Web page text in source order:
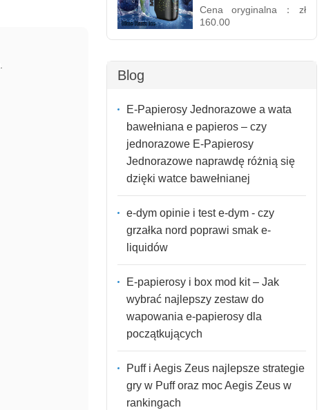
Cena oryginalna： zł
160.00
Blog
E-Papierosy Jednorazowe a wata
bawełniana e papieros – czy
jednorazowe E-Papierosy
Jednorazowe naprawdę różnią się
dzięki watce bawełnianej
e-dym opinie i test e-dym - czy
grzałka nord poprawi smak e-
liquidów
E-papierosy i box mod kit – Jak
wybrać najlepszy zestaw do
wapowania e-papierosy dla
początkujących
Puff i Aegis Zeus najlepsze strategie
gry w Puff oraz moc Aegis Zeus w
rankingach